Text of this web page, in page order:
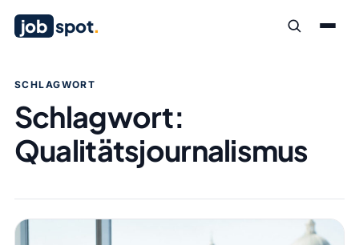
job spot.
SCHLAGWORT
Schlagwort:
Qualitätsjournalismus